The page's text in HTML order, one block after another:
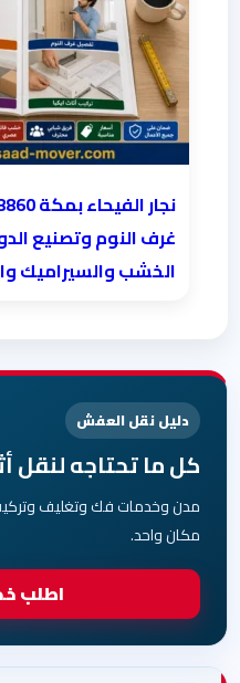
غرف النوم وتصنيع
الخشب والسيراميك
دليل نقل العفش
كل ما تحتاجه لنقل
مدن وخدمات فك وتغليف
مكان واحد.
اطلب